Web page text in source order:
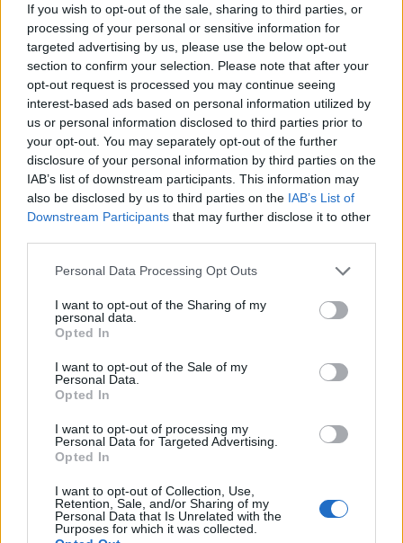
If you wish to opt-out of the sale, sharing to third parties, or
processing of your personal or sensitive information for
targeted advertising by us, please use the below opt-out
section to confirm your selection. Please note that after your
opt-out request is processed you may continue seeing
interest-based ads based on personal information utilized by
us or personal information disclosed to third parties prior to
your opt-out. You may separately opt-out of the further
disclosure of your personal information by third parties on the
IAB’s list of downstream participants. This information may
also be disclosed by us to third parties on the IAB’s List of
Downstream Participants that may further disclose it to other
Please note that this website/app uses one or more Google
not limited to your visit or usage behaviour. You may click to
grant or deny consent to Google and its third-party tags to
use your data for below specified purposes in below Google
consent section.
Personal Data Processing Opt Outs
I want to opt-out of the Sharing of my
personal data.
Opted In
I want to opt-out of the Sale of my
Personal Data.
Opted In
I want to opt-out of processing my
Personal Data for Targeted Advertising.
Opted In
I want to opt-out of Collection, Use,
Retention, Sale, and/or Sharing of my
Personal Data that Is Unrelated with the
Purposes for which it was collected.
Coliere
Daca esti fana a colierelor, poti alege unul sau
mai multe pandantive discrete cu o geometrie
variata. Lungimea lantului ar trebui sa fie direct
proportionala cu adancimea decolteului, de aceea
iti recomand sa alegi o rochie cu decolteu in V si cu
o croiala dreapta.
Tiarele confera cu certitudine un aer princiar, de
aceea ar fi indicat sa apelezi la ele pentru a